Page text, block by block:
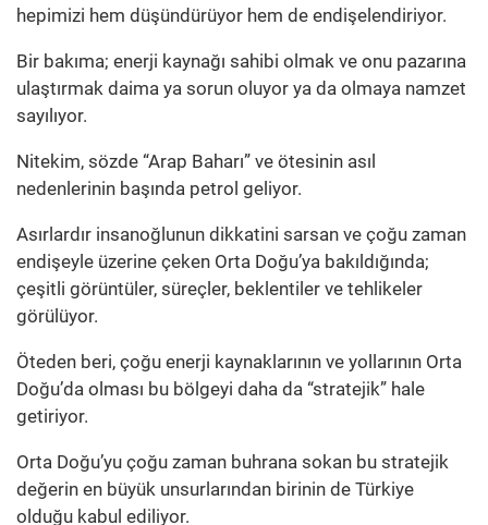
hepimizi hem düşündürüyor hem de endişelendiriyor.
Bir bakıma; enerji kaynağı sahibi olmak ve onu pazarına
ulaştırmak daima ya sorun oluyor ya da olmaya namzet
sayılıyor.
Nitekim, sözde “Arap Baharı” ve ötesinin asıl
nedenlerinin başında petrol geliyor.
Asırlardır insanoğlunun dikkatini sarsan ve çoğu zaman
endişeyle üzerine çeken Orta Doğu’ya bakıldığında;
çeşitli görüntüler, süreçler, beklentiler ve tehlikeler
görülüyor.
Öteden beri, çoğu enerji kaynaklarının ve yollarının Orta
Doğu’da olması bu bölgeyi daha da “stratejik” hale
getiriyor.
Orta Doğu’yu çoğu zaman buhrana sokan bu stratejik
değerin en büyük unsurlarından birinin de Türkiye
olduğu kabul ediliyor.